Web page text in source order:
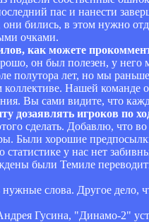
пас и нанести
бились, в этом нужно
очками.
как можете
он был полезен, у
полутора лет, но мы
коллективе. Нашей
Вы сами видите, что
дозаявлять игроков по
сделать. Добавлю, что
Были хорошие
статистике у нас нет
были Темиле
слова. Другое дело,
Гусина, "Динамо-2"